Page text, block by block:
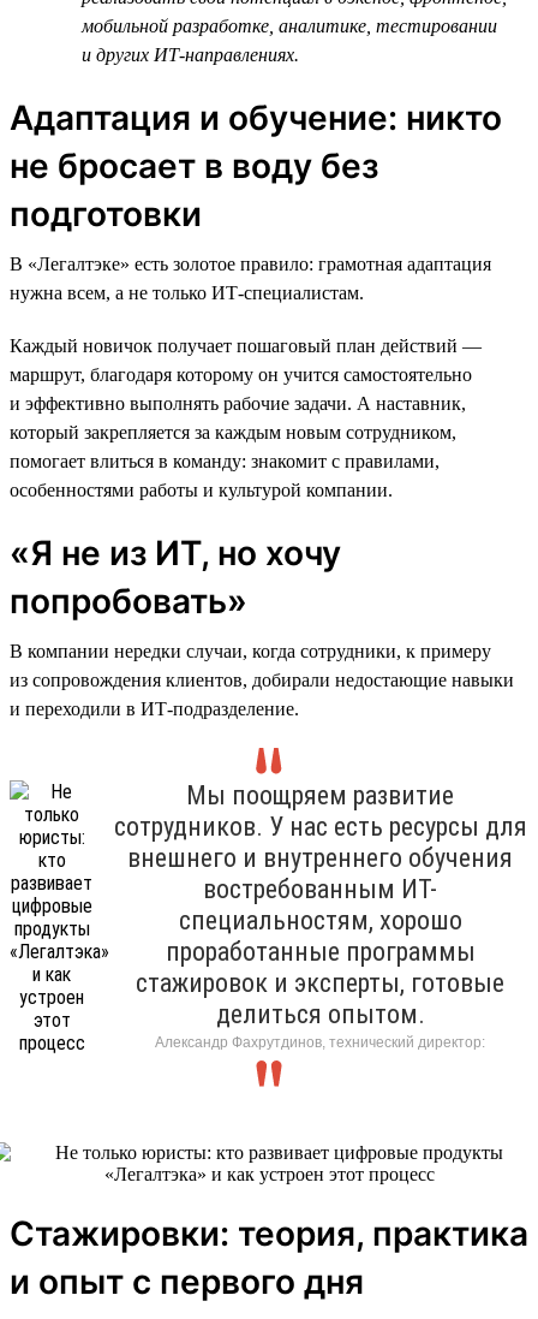
мобильной разработке, аналитике, тестировании
и других ИТ-направлениях.
Адаптация и обучение: никто
не бросает в воду без
подготовки
В «Легалтэке» есть золотое правило: грамотная адаптация
нужна всем, а не только ИТ-специалистам.
Каждый новичок получает пошаговый план действий —
маршрут, благодаря которому он учится самостоятельно
и эффективно выполнять рабочие задачи. А наставник,
который закрепляется за каждым новым сотрудником,
помогает влиться в команду: знакомит с правилами,
особенностями работы и культурой компании.
«Я не из ИТ, но хочу
попробовать»
В компании нередки случаи, когда сотрудники, к примеру
из сопровождения клиентов, добирали недостающие навыки
и переходили в ИТ-подразделение.
Мы поощряем развитие
сотрудников. У нас есть ресурсы для
внешнего и внутреннего обучения
востребованным ИТ-
специальностям, хорошо
проработанные программы
стажировок и эксперты, готовые
делиться опытом.
Александр Фахрутдинов, технический директор:
Стажировки: теория, практика
и опыт с первого дня